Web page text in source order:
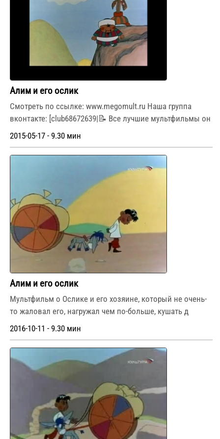
Алим и его ослик
Смотреть по ссылке: www.megomult.ru Наша группа
вконтакте: [club68672639|📝 Все лучшие мультфильмы он
2015-05-17 - 9.30 мин
Алим и его ослик
Мультфильм о Ослике и его хозяине, который не очень-
то жаловал его, нагружал чем по-больше, кушать д
2016-10-11 - 9.30 мин